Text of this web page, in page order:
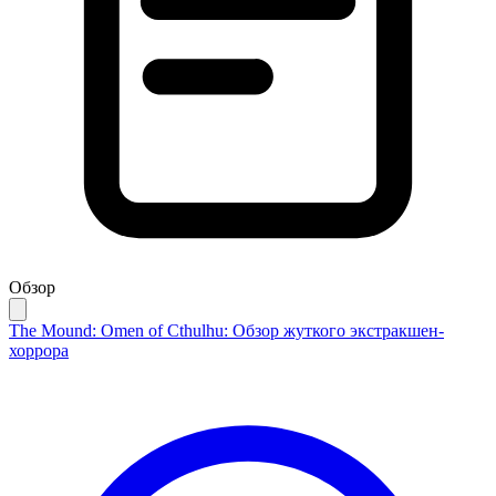
Обзор
The Mound: Omen of Cthulhu: Обзор жуткого экстракшен-
хоррора